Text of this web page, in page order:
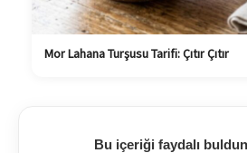
Mor Lahana Turşusu Tarifi: Çıtır Çıtır
Bu içeriği faydalı